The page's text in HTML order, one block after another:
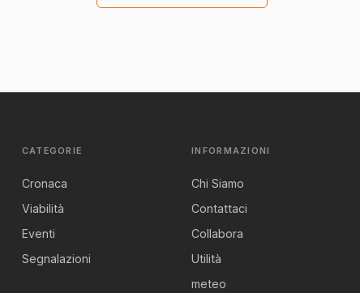
CATEGORIE
Cronaca
Viabilità
Eventi
Segnalazioni
INFORMAZIONI
Chi Siamo
Contattaci
Collabora
Utilità
meteo